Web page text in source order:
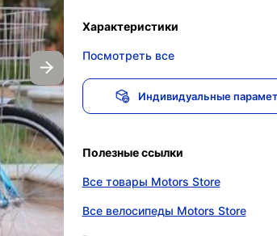
Характеристики
Посмотреть все
Индивидуальные
Полезные ссылки
Все товары Motors Store
Все велосипеды Motors Store